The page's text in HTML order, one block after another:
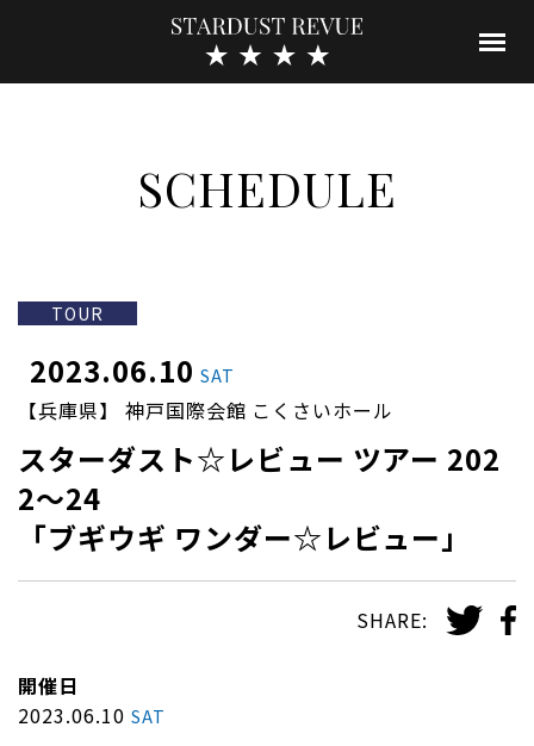
SCHEDULE
TOUR
2023.06.10 SAT
【兵庫県】 神戸国際会館 こくさいホール
スターダスト☆レビュー ツアー 202
2～24
「ブギウギ ワンダー☆レビュー」
SHARE:
開催日
2023.06.10 SAT